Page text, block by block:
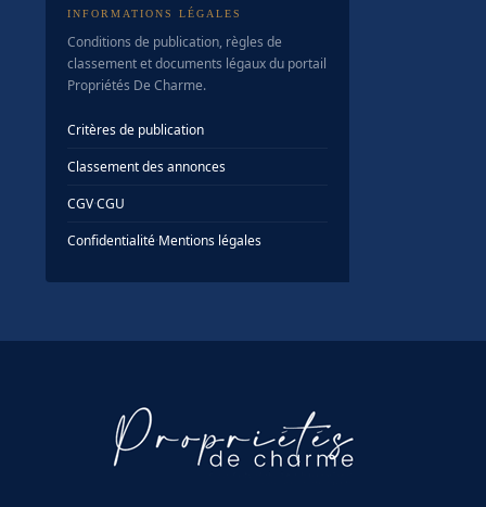
INFORMATIONS LÉGALES
Conditions de publication, règles de
classement et documents légaux du portail
Propriétés De Charme.
Critères de publication
Classement des annonces
CGV·CGU
Confidentialité·Mentions légales